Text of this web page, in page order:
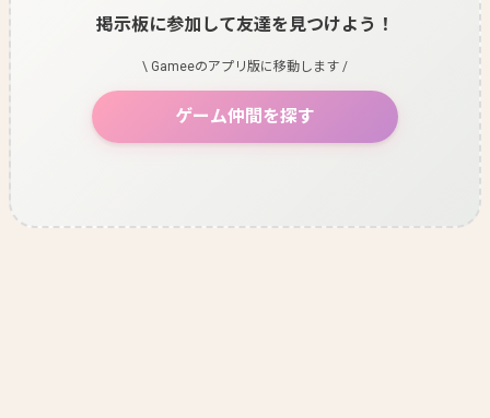
掲示板に参加して友達を見つけよう！
\ Gameeのアプリ版に移動します /
ゲーム仲間を探す